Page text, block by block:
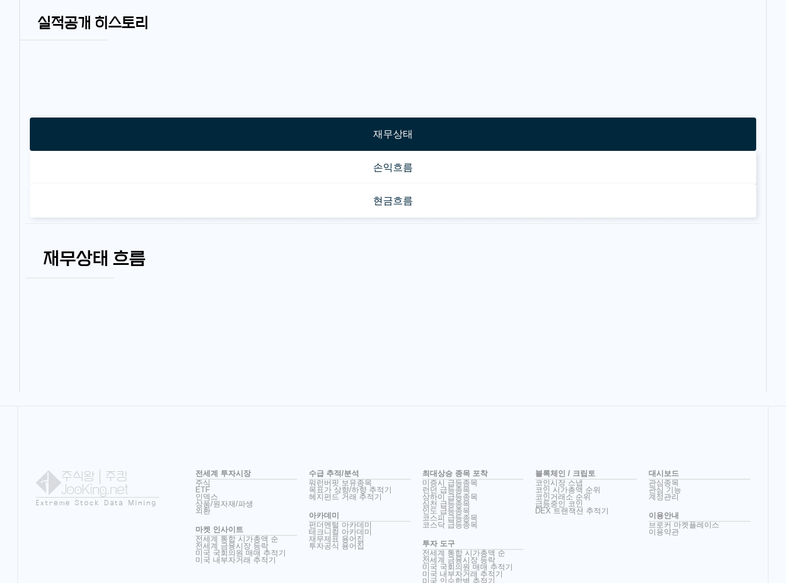
실적공개 히스토리
재무상태
손익흐름
현금흐름
재무상태 흐름
주식왕 | 주킹
JooKing.net
Extreme Stock Data Mining
전세계 투자시장
주식
ETF
인덱스
상품/원자재/파생
외환
마켓 인사이트
전세계 통합 시가총액 순
전세계 금융시장 등락
미국 국회의원 매매 추적기
미국 내부자거래 추적기
수급 추적/분석
워런버핏 보유종목
목표가 상향/하향 추적기
헤지펀드 거래 추적기
아카데미
펀더멘털 아카데미
테크니컬 아카데미
재무제표 용어집
투자공식 용어집
최대상승 종목 포착
미증시 급등종목
런던 급등종목
상하이 급등종목
심천 급등종목
인도 급등종목
코스피 급등종목
코스닥 급등종목
투자 도구
전세계 통합 시가총액 순
전세계 금융시장 등락
미국 국회의원 매매 추적기
미국 내부자거래 추적기
미국 인수합병 추적기
블록체인 / 크립토
코인시장 스냅
코인 시가총액 순위
코인거래소 순위
급등중인 코인
DEX 트랜잭션 추적기
대시보드
관심종목
관심 기능
계정관리
이용안내
브로커 마켓플레이스
이용약관